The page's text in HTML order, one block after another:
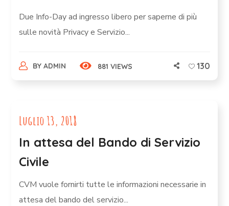
Due Info-Day ad ingresso libero per saperne di più
sulle novità Privacy e Servizio...
BY ADMIN 881 VIEWS 130
Luglio 13, 2018
In attesa del Bando di Servizio
Civile
CVM vuole fornirti tutte le informazioni necessarie in
attesa del bando del servizio...